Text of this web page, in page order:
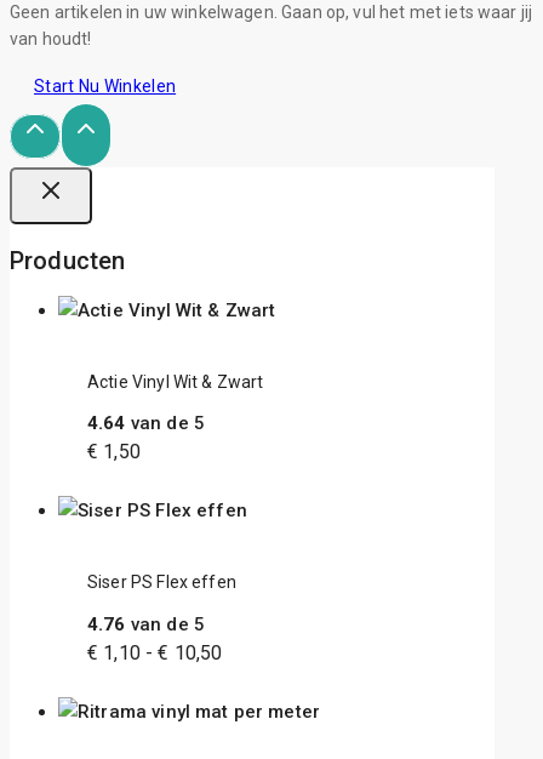
Geen artikelen in uw winkelwagen. Gaan op, vul het met iets waar jij
van houdt!
Start Nu Winkelen
Producten
Actie Vinyl Wit & Zwart
4.64 van de 5
€ 1,50
Siser PS Flex effen
4.76 van de 5
€ 1,10 - € 10,50